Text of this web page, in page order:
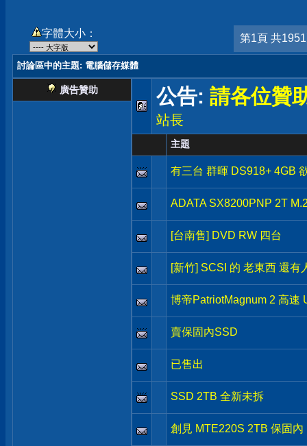
字體大小： 第1頁 共
討論區中的主題: 電腦儲存媒體
廣告贊助 公告: 請各位贊
站長
主題
有三台 群暉 DS918+ 4GB
ADATA SX8200PNP 2T
[台南售] DVD RW 四台
[新竹] SCSI 的 老東西 還有
博帝PatriotMagnum 2 高速
賣保固內SSD
已售出
SSD 2TB 全新未拆
創見 MTE220S 2TB 保固內